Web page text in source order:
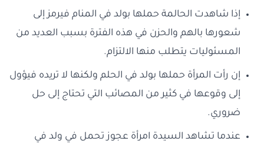
إذا شاهدت الحالمة حملها بولد في المنام فيرمز إلى
شعورها بالهم والحزن في هذه الفترة بسبب العديد من
المسئوليات يتطلب منها الالتزام.
إن رأت المرأة حملها بولد في الحلم ولكنها لا تريده فيؤول
إلى وقوعها في كثير من المصائب التي تحتاج إلى حل
ضروري.
عندما تشاهد السيدة امرأة عجوز تحمل في ولد في